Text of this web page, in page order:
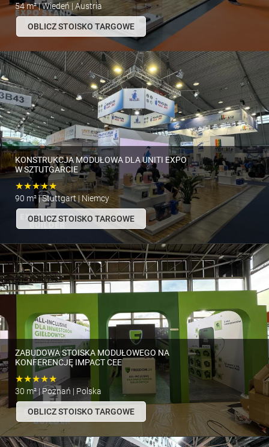
54 m² | Wiedeń | Austria
OBLICZ STOISKO TARGOWE
KONSTRUKCJA MODUŁOWA DLA UNITI EXPO
W SZTUTGARCIE
★★★★★
90 m² | Stuttgart | Niemcy
OBLICZ STOISKO TARGOWE
ZABUDOWA STOISKA MODUŁOWEGO NA
KONFERENCJĘ IMPACT CEE
★★★★★
30 m² | Poznań | Polska
OBLICZ STOISKO TARGOWE